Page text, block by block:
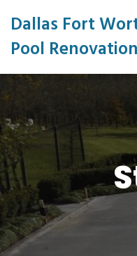
Dallas Fort
Pool